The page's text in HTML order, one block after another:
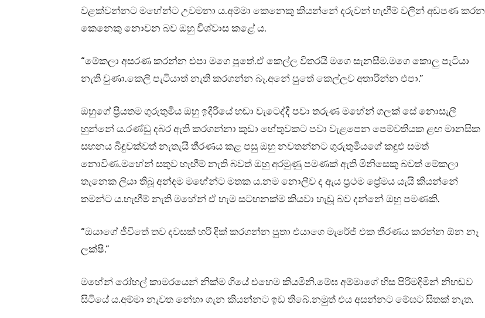
වළක්වන්නට මහේන්ට උවමනා ය.අම්මා කෙනෙකු කියන්නේ දරුවන් හැඟීම් වලින් අඩපණ කරන
කෙනෙකු නොවන බව ඔහු විශ්වාස කළේ ය.
“මේකලා අසරණ කරන්න එපා මගෙ පුතේ.ඒ කෙල්ල විතරයි මගෙ සැනසීම.මගෙ කොලු පැටියා
නැති වුණා.කෙලි පැටියාත් නැති කරගන්න බෑ.අනේ පුතේ කෙල්ලව අතාරින්න එපා.”
ඔහුගේ ප්‍රියතම ගුරුතුමිය ඔහු ඉදිරියේ හඬා වැටෙද්දී පවා තරුණ මහේන් ගලක් සේ නොසැලී
හුන්නේ ය.රණ්ඩු දබර ඇති කරගන්නා කුඩා හේතුවකට පවා වැළපෙන පෙම්වතියක ළඟ මානසික
සහනය බිඳුවක්වත් නැතැයි තීරණය කළ පසු ඔහු නවතන්නට ගුරුතුමියගේ කඳුළු සමත්
නොවිණ.මහේන් සතුව හැඟීම් නැති බවත් ඔහු අරමුණු පමණක් ඇති මිනිසෙකු බවත් මේකලා
තැනෙක ලියා තිබූ අන්දම මහේන්ට මතක ය.නම නොලීව ද ඇය ප්‍රථම ප්‍රේමය යැයි කියන්නේ
තමන්ට ය.හැඟීම් නැති මහේන් ඒ හැම සටහනක්ම කියවා හැඬූ බව දන්නේ ඔහු පමණකි.
“ඔයාගේ ජීවිතේ තව දවසක් හරි දික් කරගන්න පුතා එයාගෙ මැරේජ් එක තීරණය කරන්න ඕන නෑ
ලක්ෂි.”
මහේන් රෝහල් කාමරයෙන් නික්ම ගියේ එහෙම කියමිනි.මේඝ අම්මාගේ හිස පිරිමදිමින් නිහඬව
සිටියේ ය.අම්මා නැවත නේහා ගැන කියන්නට ඉඩ තිබේ.නමුත් එය අසන්නට මේඝට සිතක් නැත.